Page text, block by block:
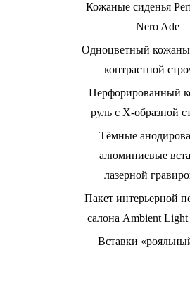
Кожаные сиденья
Nero Ade
Одноцветный
контрастной
Перфорированный
руль с X-образной
Тёмные
алюминиевые
лазерной
Пакет интерьерной
салона Ambient Light
Вставки